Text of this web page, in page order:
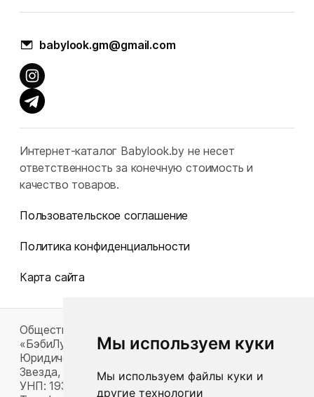
Мы используем куки
Мы используем файлы куки и
другие технологии
babylook.gm@gmail.com
Интернет-каталог Babylook.by не несет
ответственность за конечную стоимость и
качество товаров.
Пользовательское соглашение
Политика конфиденциальности
Карта сайта
Общество с ограниченной ответственностью
«БэбиЛук»
Юридический адрес: 220117, г. Минск, пр-т Газеты
Звезда, д. 16, пом. 52
УНП: 193815124